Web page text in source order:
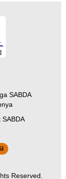
SABDA
SABDA
Reserved.